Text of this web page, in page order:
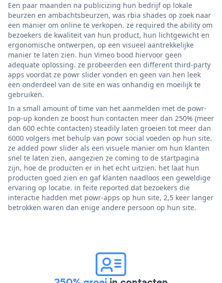
Een paar maanden na publicizing hun bedrijf op lokale
beurzen en ambachtsbeurzen, was rbia shades op zoek naar
een manier om online te verkopen. ze required the ability om
bezoekers de kwaliteit van hun product, hun lichtgewicht en
ergonomische ontwerpen, op een visueel aantrekkelijke
manier te laten zien. hun Vimeo bood hiervoor geen
adequate oplossing. ze probeerden een different third-party
apps voordat ze powr slider vonden en geen van hen leek
een onderdeel van de site en was onhandig en moeilijk te
gebruiken.
In a small amount of time van het aanmelden met de powr-
pop-up konden ze boost hun contacten meer dan 250% (meer
dan 600 echte contacten) steadily laten groeien tot meer dan
6000 volgers met behulp van powr social voeden op hun site.
ze added powr slider als een visuele manier om hun klanten
snel te laten zien, aangezien ze coming to de startpagina
zijn, hoe de producten er in het echt uitzien. het laat hun
producten goed zien en gaf klanten naadloos een geweldige
ervaring op locatie. in feite reported dat bezoekers die
interactie hadden met powr-apps op hun site, 2,5 keer langer
betrokken waren dan enige andere persoon op hun site.